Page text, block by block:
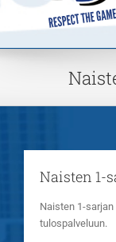
Naisten 1-
Naisten 1-
tulospalveluun.